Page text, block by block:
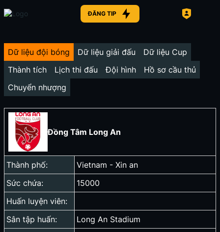
ĐĂNG TIP
Dữ liệu đội bóng Dữ liệu giải đấu
Dữ liệu Cup
Thành tích
Lịch thi đấu Đội hình
Hồ sơ cầu thủ
Chuyển nhượng
Đồng Tâm Long An
Thành phố:
Vietnam - Xin an
Sức chứa:
15000
Huấn luyện viên:
Sân tập huấn:
Long An Stadium